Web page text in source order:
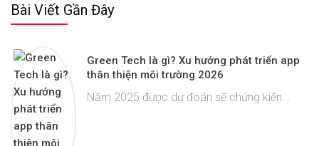
Bài Viết Gần Đây
Green Tech là gì? Xu hướng phát triển app
thân thiện môi trường 2026
Năm 2025 được dự đoán sẽ chứng kiến...